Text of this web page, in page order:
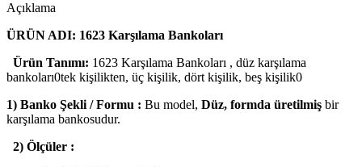
Açıklama
ÜRÜN ADI: 1623 Karşılama Bankoları
Ürün Tanımı: 1623 Karşılama Bankoları , düz karşılama
bankoları0tek kişilikten, üç kişilik, dört kişilik, beş kişilik0
1) Banko Şekli / Formu : Bu model, Düz, formda üretilmiş bir
karşılama bankosudur.
2) Ölçüler :